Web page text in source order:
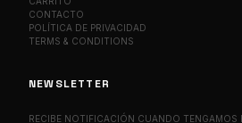
CONTACTO
POLÍTICA DE PRIVACIDAD
TERMS & CONDITIONS
NEWSLETTER
RECIBE NOTIFICACIÓN CUANDO TENGAMOS